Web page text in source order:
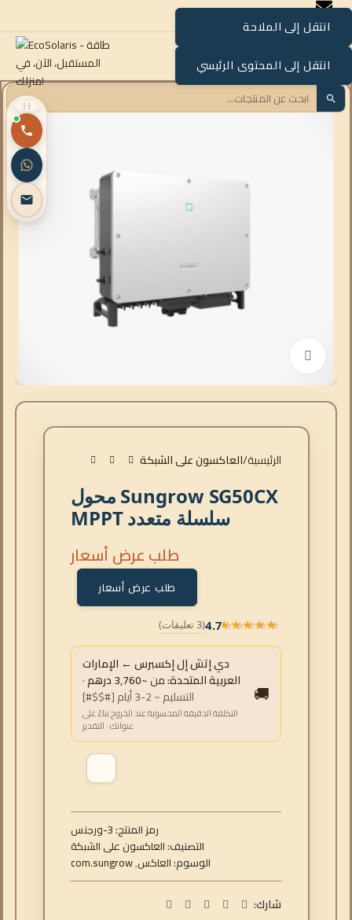
انتقل إلى الملاحة
انتقل إلى المحتوى الرئيسي
الرئيسية العاكسون على الشبكة
Sungrow SG50CX محول
سلسلة متعدد MPPT
طلب عرض أسعار
طلب عرض أسعار
★★★★★
★★★★★
4.7(3 تعليقات)
🚚
دي إتش إل إكسبرس ← الإمارات
العربية المتحدة:من~3,760 درهم
·
التسليم ~ 2-3 أيام [#$$#]
التكلفة الدقيقة المحسوبة عند الخروج بناءً على
عنوانك · التقدير
رمز المنتج:سنجرو-3
التصنيف:العاكسون على الشبكة
الوسوم:العاكس,
com.sungrow
شارك: